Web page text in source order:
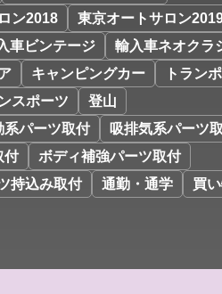
ン2018
東京オートサロン
車ビンテージ
輸入車ネオクラ
キャンピングカー
トランポ
スポーツ
登山
系パーツ取付
吸排気系パーツ
付
ボディ補強パーツ取付
持込み取付 通勤・通学 買